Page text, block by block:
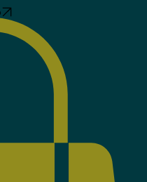
Cruda
Herbolaria y Biocosmética
Restauración Ecosistémica
en Zonas Urbanas
Economía Circular
Clases Magistrales Gratuitas